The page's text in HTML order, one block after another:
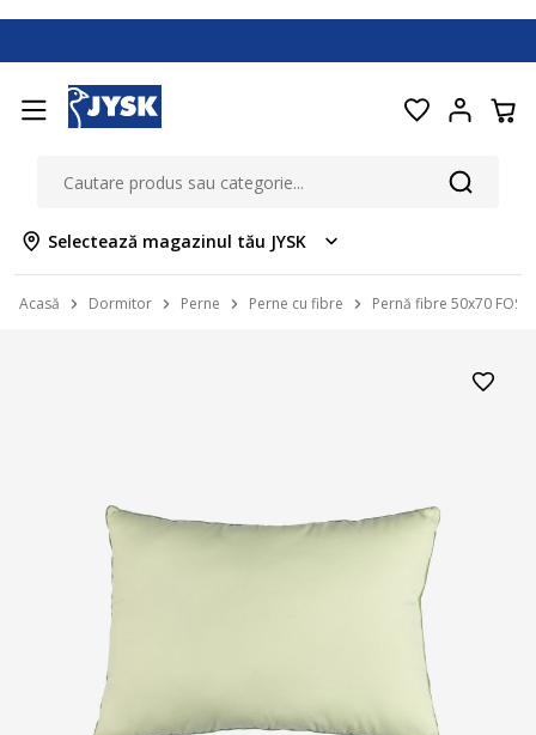
Selectează magazinul tău JYSK
Acasă Dormitor Perne Perne cu fibre Pernă fibre 50x70